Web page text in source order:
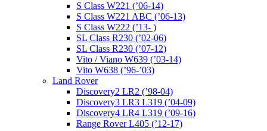
S Class W221 (’06-14)
S Class W221 ABC (’06-13)
S Class W222 (’13- )
SL Class R230 (’02-06)
SL Class R230 (’07-12)
Vito / Viano W639 (’03-14)
Vito W638 (’96-’03)
Land Rover
Discovery2 LR2 (’98-04)
Discovery3 LR3 L319 (’04-09)
Discovery4 LR4 L319 (’09-16)
Range Rover L405 (’12-17)